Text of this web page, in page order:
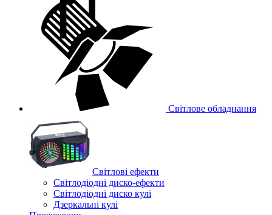
Світлове обладнання
Cвітлові ефекти
Світлодіодні диско-ефекти
Світлодіодні диско кулі
Дзеркальні кулі